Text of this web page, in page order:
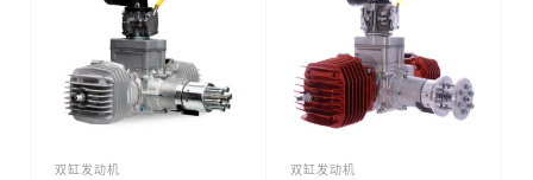
双缸发动机 双缸发动机